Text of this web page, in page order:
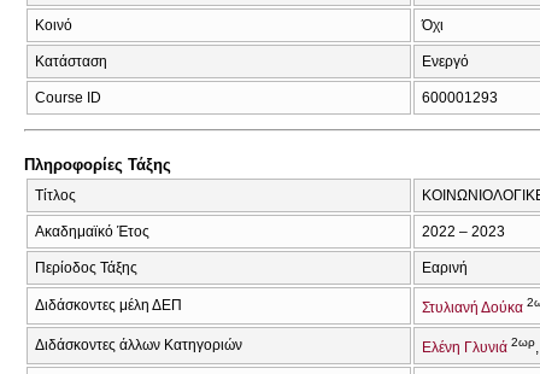
Κοινό Όχι
Κατάσταση Ενεργό
Course ID 600001293
Πληροφορίες Τάξης
Τίτλος
Ακαδημαϊκό Έτος 2022 – 2023
Περίοδος Τάξης Εαρινή
Διδάσκοντες μέλη ΔΕΠ Στυλιανή Δούκα
Διδάσκοντες άλλων Κατηγοριών Ελένη Γλυνιά 2ωρ